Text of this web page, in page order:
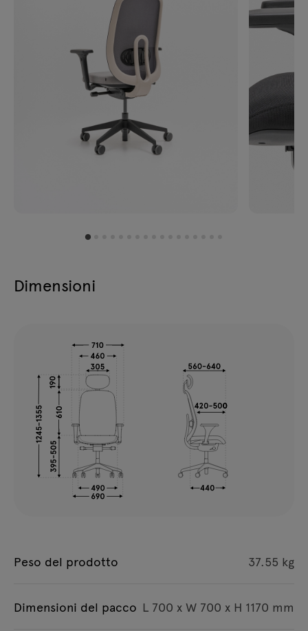
Dimensioni
Peso del prodotto 37.55 kg
Dimensioni del pacco L 700 x W 700 x H 1170 mm